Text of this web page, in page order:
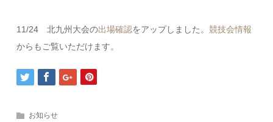
11/24 北九州大会の出場確認をアップしました。競技会情報
からもご覧いただけます。
お知らせ